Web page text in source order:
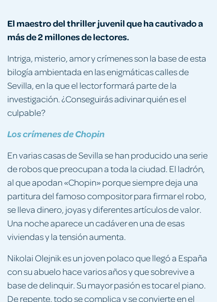
El maestro del thriller juvenil que ha cautivado a
más de 2 millones de lectores.
Intriga, misterio, amor y crímenes son la base de esta
bilogía ambientada en las enigmáticas calles de
Sevilla, en la que el lector formará parte de la
investigación. ¿Conseguirás adivinar quién es el
culpable?
Los crímenes de Chopin
En varias casas de Sevilla se han producido una serie
de robos que preocupan a toda la ciudad. El ladrón,
al que apodan «Chopin» porque siempre deja una
partitura del famoso compositor para firmar el robo,
se lleva dinero, joyas y diferentes artículos de valor.
Una noche aparece un cadáver en una de esas
viviendas y la tensión aumenta.
Nikolai Olejnik es un joven polaco que llegó a España
con su abuelo hace varios años y que sobrevive a
base de delinquir. Su mayor pasión es tocar el piano.
De repente, todo se complica y se convierte en el